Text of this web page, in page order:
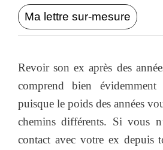
Ma lettre sur-mesure
Revoir son ex après des
comprend bien
puisque le poids des années
chemins différents. Si vous
contact avec votre ex depuis